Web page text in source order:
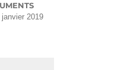
janvier 2019